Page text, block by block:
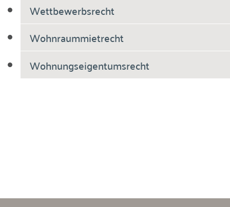
Wettbewerbsrecht
Wohnraummietrecht
Wohnungseigentumsrecht